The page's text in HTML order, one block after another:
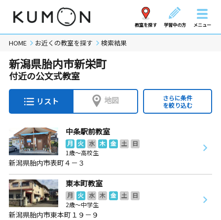
教室を探す 学習中の方 メニュー
HOME お近くの教室を探す 検索結果
新潟県胎内市新栄町
付近の公文式教室
リスト 地図
さらに条件
を絞り込む
中条駅前教室
月 火 水 木 金 土
日
1歳～高校生
新潟県胎内市表町４－３
東本町教室
月 火 水 木 金 土
日
2歳～中学生
新潟県胎内市東本町１９－９